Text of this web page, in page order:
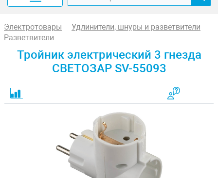
Электротовары
Удлинители, шнуры и разветвители
Разветвители
Тройник электрический 3 гнезда
СВЕТОЗАР SV-55093